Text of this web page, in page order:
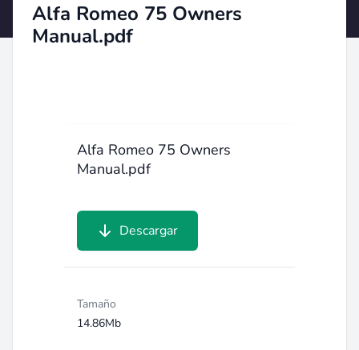
Alfa Romeo 75 Owners
Manual.pdf
Alfa Romeo 75 Owners
Manual.pdf
Descargar
Tamaño
14.86Mb